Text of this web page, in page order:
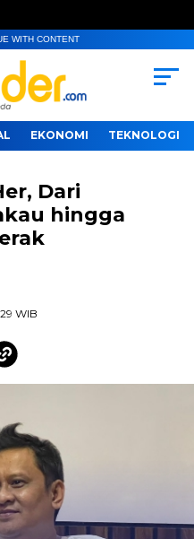
WITH CONTENT
EKONOMI TEKNOLOGI
Dari
hingga
WIB